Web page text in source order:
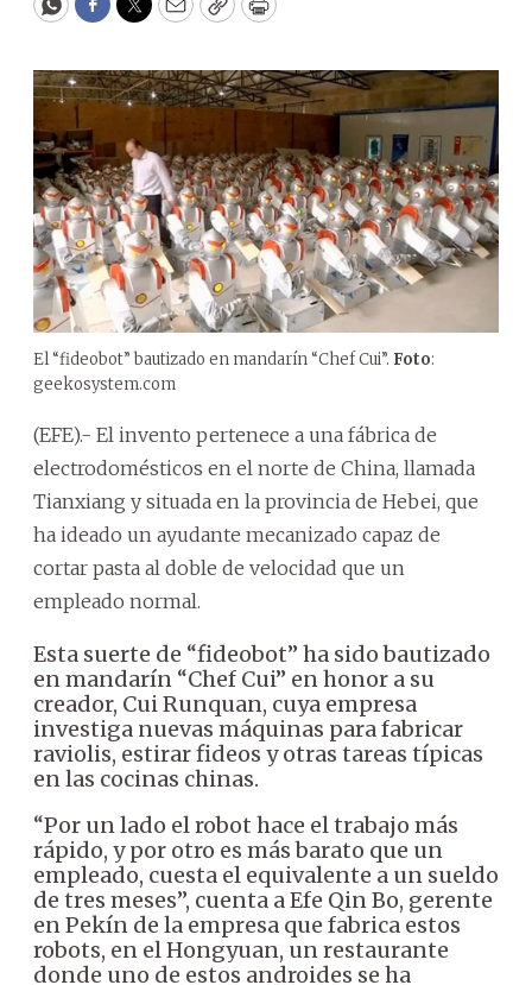
WhatsApp
Facebook
Twitter
EmailCopyPrint
El “fideobot” bautizado en mandarín “Chef Cui”. Foto:
geekosystem.com
(EFE).- El invento pertenece a una fábrica de
electrodomésticos en el norte de China, llamada
Tianxiang y situada en la provincia de Hebei, que
ha ideado un ayudante mecanizado capaz de
cortar pasta al doble de velocidad que un
empleado normal.
Esta suerte de “fideobot” ha sido bautizado
en mandarín “Chef Cui” en honor a su
creador, Cui Runquan, cuya empresa
investiga nuevas máquinas para fabricar
raviolis, estirar fideos y otras tareas típicas
en las cocinas chinas.
“Por un lado el robot hace el trabajo más
rápido, y por otro es más barato que un
empleado, cuesta el equivalente a un sueldo
de tres meses”, cuenta a Efe Qin Bo, gerente
en Pekín de la empresa que fabrica estos
robots, en el Hongyuan, un restaurante
donde uno de estos androides se ha